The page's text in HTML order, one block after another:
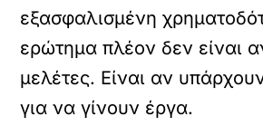
εξασφαλισμένη
ερώτημα πλέον δεν είναι
μελέτες. Είναι αν
για να γίνουν έργα.